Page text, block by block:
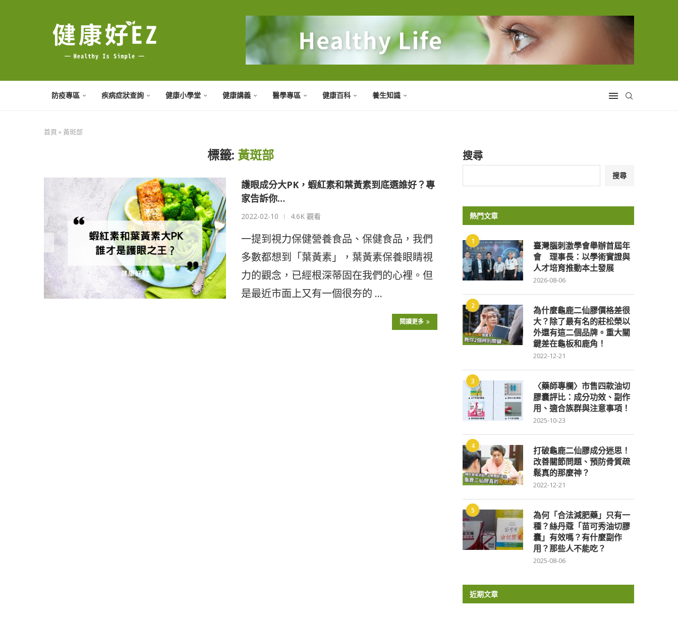
防疫專區 疾病症狀查詢 健康小學堂 健康講義 醫學專區 健康百科 養生知識
首頁 » 黃斑部
標籤: 黃斑部
護眼成分大PK，蝦紅素和葉黃素到底選誰好？專
家告訴你…
2022-02-10 4.6K 觀看
一提到視力保健營養食品、保健食品，我們
多數都想到「葉黃素」，葉黃素保養眼睛視
力的觀念，已經根深蒂固在我們的心裡。但
是最近市面上又有一個很夯的 …
閱讀更多
搜尋
搜尋
熱門文章
1
臺灣腦刺激學會舉辦首屆年
會 理事長：以學術實證與
人才培育推動本土發展
2026-08-06
2
為什麼龜鹿二仙膠價格差很
大？除了最有名的莊松榮以
外還有這二個品牌。重大關
鍵差在龜板和鹿角！
2022-12-21
3
〈藥師專欄〉市售四款油切
膠囊評比：成分功效、副作
用、適合族群與注意事項！
2025-10-23
4
打破龜鹿二仙膠成分迷思！
改善關節問題、預防骨質疏
鬆真的那麼神？
2022-12-21
5
為何「合法減肥藥」只有一
種？絲丹蔻「苗可秀油切膠
囊」有效嗎？有什麼副作
用？那些人不能吃？
2025-08-06
近期文章